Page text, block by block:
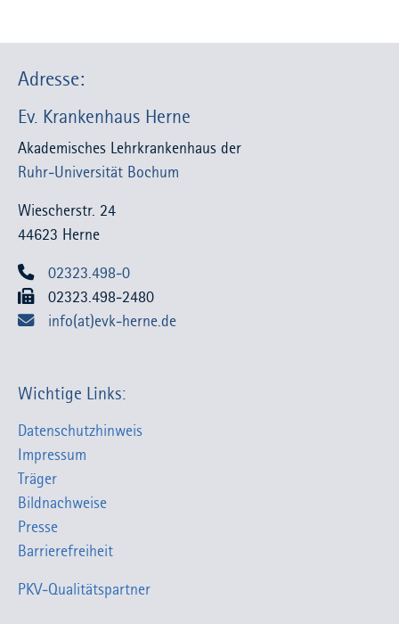
Adresse:
Ev. Krankenhaus Herne
Akademisches Lehrkrankenhaus der
Ruhr-Universität Bochum
Wiescherstr. 24
44623 Herne
02323.498-0
02323.498-2480
info(at)evk-herne.de
Wichtige Links:
Datenschutzhinweis
Impressum
Träger
Bildnachweise
Presse
Barrierefreiheit
PKV-Qualitätspartner